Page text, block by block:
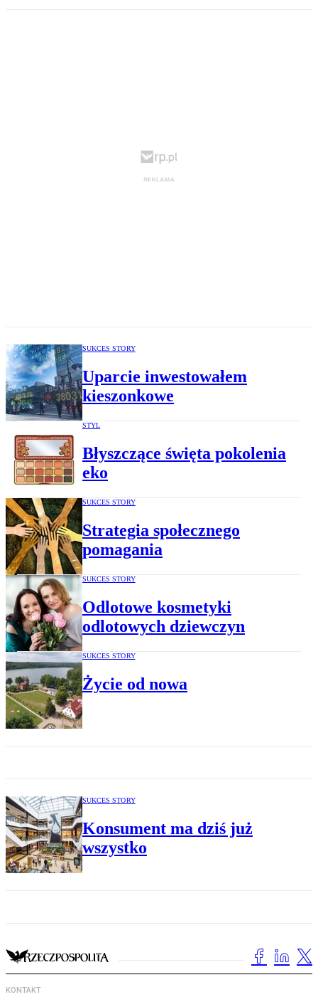
SUKCES STORY
Uparcie inwestowałem
kieszonkowe
STYL
Błyszczące święta pokolenia
eko
SUKCES STORY
Strategia społecznego
pomagania
SUKCES STORY
Odlotowe kosmetyki
odlotowych dziewczyn
SUKCES STORY
Życie od nowa
SUKCES STORY
Konsument ma dziś już
wszystko
KONTAKT